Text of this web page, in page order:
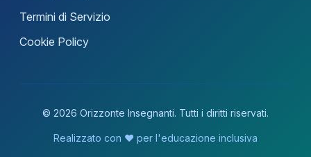
Termini di Servizio
Cookie Policy
© 2026 Orizzonte Insegnanti. Tutti i diritti riservati.
Realizzato con ❤️ per l'educazione inclusiva